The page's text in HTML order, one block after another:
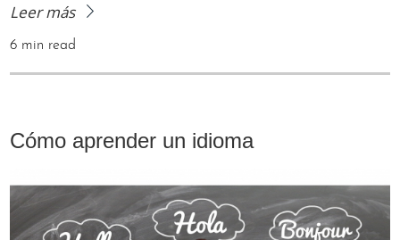
Leer más
6 min read
Cómo aprender un idioma